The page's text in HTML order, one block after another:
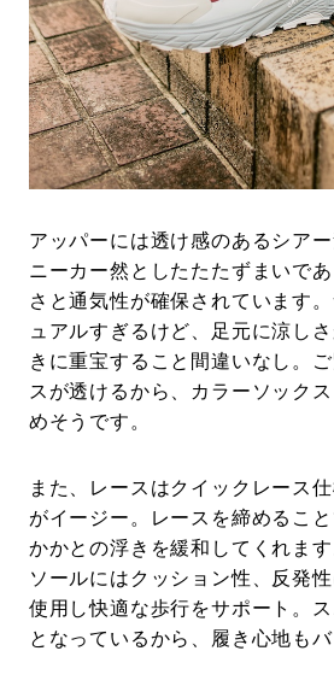
アッパーには透け感のあるシア
ニーカー然としたたたずまいで
さと通気性が確保されています
ュアルすぎるけど、足元に涼し
きに重宝すること間違いなし。
スが透けるから、カラーソック
めそうです。
また、レースはクイックレース
がイージー。レースを締めるこ
かかとの浮きを緩和してくれま
ソールにはクッション性、反発
使用し快適な歩行をサポート。
となっているから、履き心地もバ